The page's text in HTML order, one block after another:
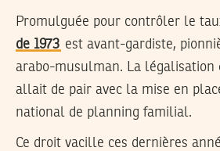
Promulguée pour contrôler le
de 1973 est avant-gardiste,
arabo-musulman. La légalisation
allait de pair avec la mise en
national de planning familial.
Ce droit vacille ces dernières